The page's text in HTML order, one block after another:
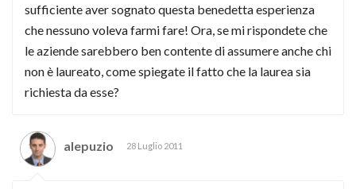
sufficiente aver sognato questa benedetta esperienza
che nessuno voleva farmi fare! Ora, se mi rispondete che
le aziende sarebbero ben contente di assumere anche chi
non è laureato, come spiegate il fatto che la laurea sia
richiesta da esse?
alepuzio 28 Luglio 2011